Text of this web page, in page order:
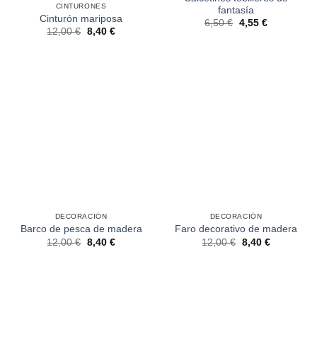
CINTURONES
Cinturón mariposa
12,00€ 8,40 €
fantasía
6,50€ 4,55 €
DECORACIÓN
Barco de pesca de madera
12,00€ 8,40 €
DECORACIÓN
Faro decorativo de madera
12,00€ 8,40 €